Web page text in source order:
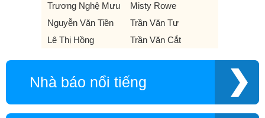
Trương Nghệ Mưu
Misty Rowe
Nguyễn Văn Tiền
Trần Văn Tư
Lê Thị Hồng
Trần Văn Cắt
Nhà báo nổi tiếng